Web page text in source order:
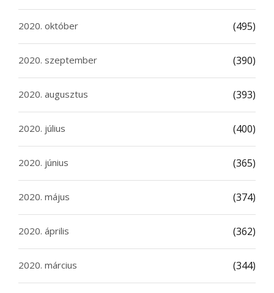
2020. október (495)
2020. szeptember (390)
2020. augusztus (393)
2020. július (400)
2020. június (365)
2020. május (374)
2020. április (362)
2020. március (344)